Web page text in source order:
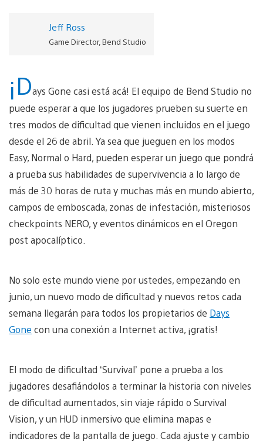
Jeff Ross
Game Director, Bend Studio
¡Days Gone casi está acá! El equipo de Bend Studio no
puede esperar a que los jugadores prueben su suerte en
tres modos de dificultad que vienen incluidos en el juego
desde el 26 de abril. Ya sea que jueguen en los modos
Easy, Normal o Hard, pueden esperar un juego que pondrá
a prueba sus habilidades de supervivencia a lo largo de
más de 30 horas de ruta y muchas más en mundo abierto,
campos de emboscada, zonas de infestación, misteriosos
checkpoints NERO, y eventos dinámicos en el Oregon
post apocalíptico.
No solo este mundo viene por ustedes, empezando en
junio, un nuevo modo de dificultad y nuevos retos cada
semana llegarán para todos los propietarios de Days
Gone con una conexión a Internet activa, ¡gratis!
El modo de dificultad ‘Survival’ pone a prueba a los
jugadores desafiándolos a terminar la historia con niveles
de dificultad aumentados, sin viaje rápido o Survival
Vision, y un HUD inmersivo que elimina mapas e
indicadores de la pantalla de juego. Cada ajuste y cambio